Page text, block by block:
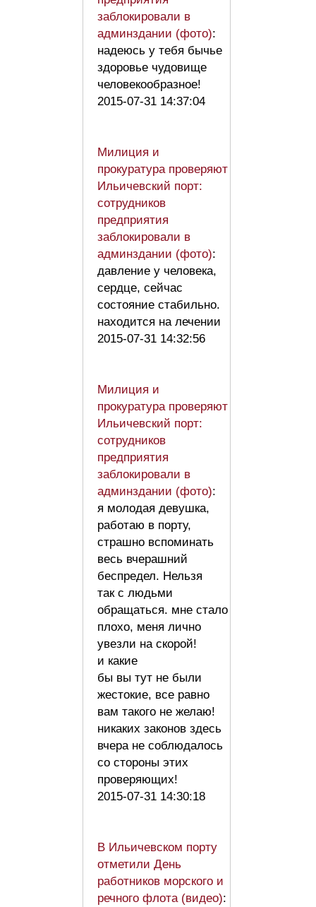
заблокировали в
админздании (фото):
надеюсь у тебя бычье
здоровье чудовище
человекообразное!
2015-07-31 14:37:04
Милиция и
прокуратура проверяют
Ильичевский порт:
сотрудников
предприятия
заблокировали в
админздании (фото):
давление у человека,
сердце, сейчас
состояние стабильно.
находится на лечении
2015-07-31 14:32:56
Милиция и
прокуратура проверяют
Ильичевский порт:
сотрудников
предприятия
заблокировали в
админздании (фото):
я молодая девушка,
работаю в порту,
страшно вспоминать
весь вчерашний
беспредел. Нельзя
так с людьми
обращаться. мне стало
плохо, меня лично
увезли на скорой!
и какие
бы вы тут не были
жестокие, все равно
вам такого не желаю!
никаких законов здесь
вчера не соблюдалось
со стороны этих
проверяющих!
2015-07-31 14:30:18
В Ильичевском порту
отметили День
работников морского и
речного флота (видео):